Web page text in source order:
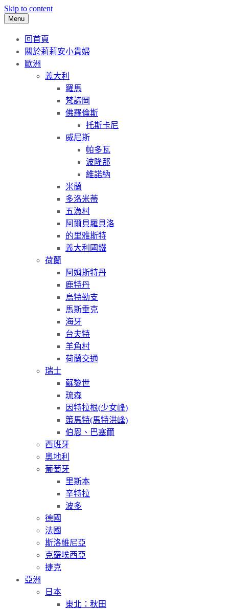
Skip to content
Menu
回首頁
關於莉莉安小貴婦
歐洲
義大利
羅馬
梵諦岡
佛羅倫斯
托斯卡尼
威尼斯
帕多瓦
波隆那
維諾納
米蘭
多洛米蒂
五漁村
阿爾貝羅貝洛
的里雅斯特
義大利國鐵
荷蘭
阿姆斯特丹
鹿特丹
烏特勒支
馬斯垂克
海牙
台夫特
羊角村
荷蘭交通
瑞士
蘇黎世
琉森
因特拉根(少女峰)
策馬特(馬特洪峰)
伯恩、巴塞爾
西班牙
奧地利
葡萄牙
里斯本
辛特拉
波多
德國
法國
斯洛維尼亞
克羅埃西亞
捷克
亞洲
日本
東北：秋田